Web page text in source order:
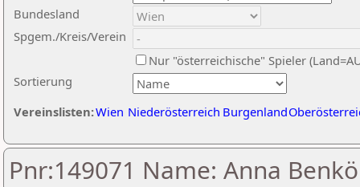
Sortierung
Bundesland
Spgem./Kreis/Verein
Nur "österreichische" Spieler
Vereinslisten:Wien Niederösterreich Burgenland
Pnr:149071 Name: Anna Benkö